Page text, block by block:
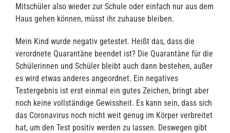
Mitschüler also wieder zur Schule oder einfach nur aus dem
Haus gehen können, müsst ihr zuhause bleiben.
Mein Kind wurde negativ getestet. Heißt das, dass die
verordnete Quarantäne beendet ist? Die Quarantäne für die
Schülerinnen und Schüler bleibt auch dann bestehen, außer
es wird etwas anderes angeordnet. Ein negatives
Testergebnis ist erst einmal ein gutes Zeichen, bringt aber
noch keine vollständige Gewissheit. Es kann sein, dass sich
das Coronavirus noch nicht weit genug im Körper verbreitet
hat, um den Test positiv werden zu lassen. Deswegen gibt